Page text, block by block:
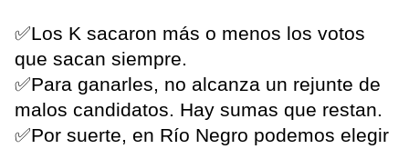
✅Los K sacaron más o menos los votos
que sacan siempre.
✅Para ganarles, no alcanza un rejunte de
malos candidatos. Hay sumas que restan.
✅Por suerte, en Río Negro podemos elegir